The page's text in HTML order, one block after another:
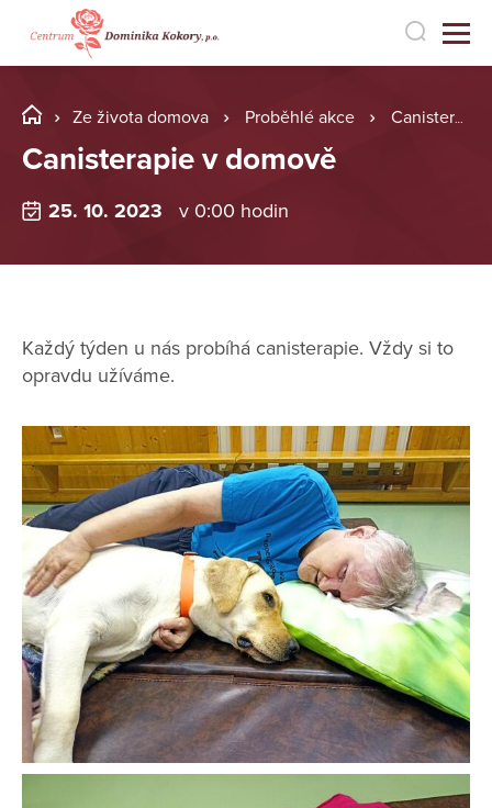
Ze života domova Proběhlé akce Canisterapie v domově
Canisterapie v domově
25. 10. 2023 v 0:00 hodin
Každý týden u nás probíhá canisterapie. Vždy si to
opravdu užíváme.